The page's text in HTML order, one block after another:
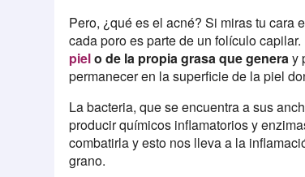
Pero, ¿qué es el acné? Si miras tu cara
cada poro es parte de un folículo
pielo de la propia grasa que generay
permanecer en la superficie de la piel
La bacteria, que se encuentra a sus
producir químicos inflamatorios y
combatirla y esto nos lleva a la
grano.